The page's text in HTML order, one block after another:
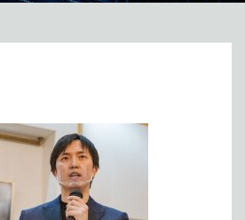
インタビュー
スタッフブログ
採用情報
店舗概要
会社情報